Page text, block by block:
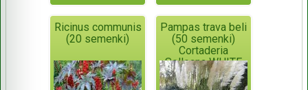
Ricinus communis
(20 semenki)
Pampas trava beli
(50 semenki)
Cortaderia
Selloana WHITE